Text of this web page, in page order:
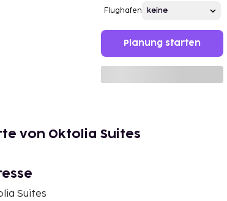
Flughafen
Planung starten
von Oktolia Suites
Suites